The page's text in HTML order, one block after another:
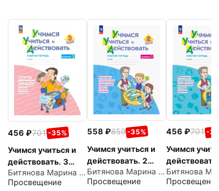
456 701 -35%
Учимся учиться и
действовать. 3
класс. Рабочая
тетрадь. Вариант
Битянова Марина Ростиславовна
Просвещение
558 859 -35%
Учимся учиться и
действовать. 2
класс. Рабочая
тетрадь. Вариант
Битянова Марина Ростиславовна
Просвещение
456 701 -
Учимся
класс.
тетрадь.